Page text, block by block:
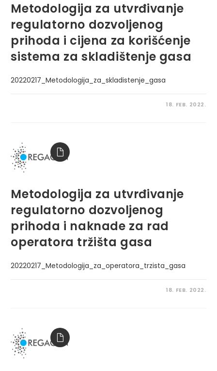
Metodologija za utvrđivanje
regulatorno dozvoljenog
prihoda i cijena za korišćenje
sistema za skladištenje gasa
20220217_Metodologija_za_skladistenje_gasa
18. FEB. 2022.
Metodologija za utvrđivanje
regulatorno dozvoljenog
prihoda i naknade za rad
operatora tržišta gasa
20220217_Metodologija_za_operatora_trzista_gasa
18. FEB. 2022.